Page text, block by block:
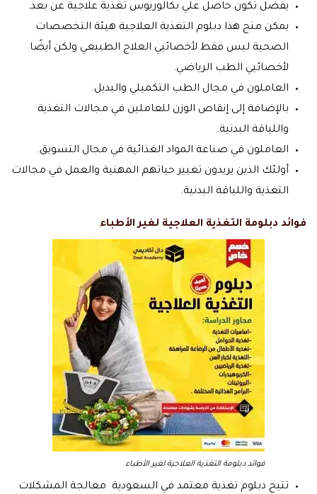
يفضل تكون حاصل علي بكالوريوس تغذية علاجية عن بعد.
يمكن منح هذا دبلوم التغذية العلاجية هيئة التخصصات
الصحية ليس فقط لأخصائيي العلاج الطبيعي ولكن أيضًا
لأخصائيي الطب الرياضي.
العاملون في مجال الطب التكميلي والبديل.
بالإضافة إلى إنقاص الوزن للعاملين في مجالات التغذية
واللياقة البدنية.
العاملون في صناعة المواد الغذائية في مجال التسويق.
أولئك الذين يريدون تغيير حياتهم المهنية والعمل في مجالات
التغذية واللياقة البدنية.
فوائد دبلومة التغذية العلاجية لغير الأطباء
فوائد دبلومة التغذية العلاجية لغير الأطباء
تتيح دبلوم تغذية معتمد في السعودية معالجة المشكلات